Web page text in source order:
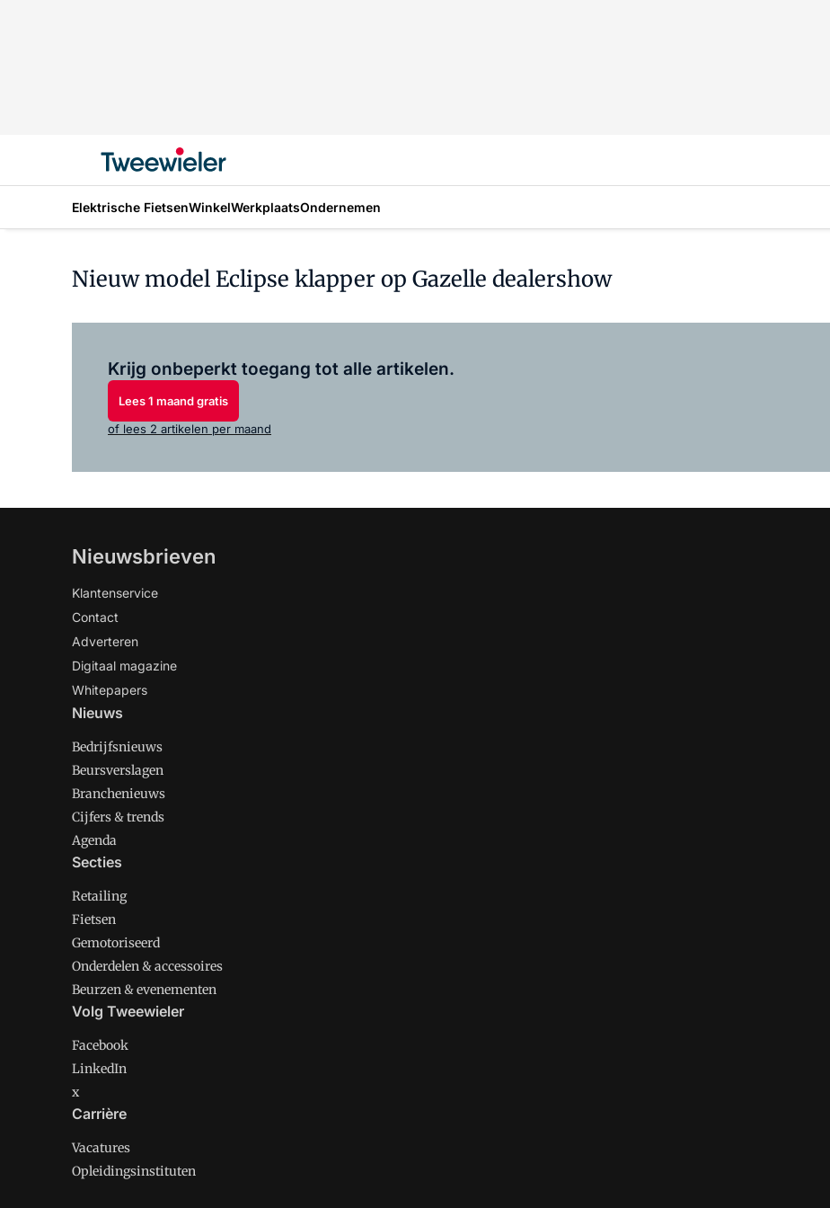
Elektrische FietsenWinkelWerkplaatsOndernemen
Nieuw model Eclipse klapper op Gazelle dealershow
Krijg onbeperkt toegang tot alle artikelen.
Lees 1 maand gratis
of lees 2 artikelen per maand
Nieuwsbrieven
Klantenservice
Contact
Adverteren
Digitaal magazine
Whitepapers
Nieuws
Bedrijfsnieuws
Beursverslagen
Branchenieuws
Cijfers & trends
Agenda
Secties
Retailing
Fietsen
Gemotoriseerd
Onderdelen & accessoires
Beurzen & evenementen
Volg Tweewieler
Facebook
LinkedIn
x
Carrière
Vacatures
Opleidingsinstituten